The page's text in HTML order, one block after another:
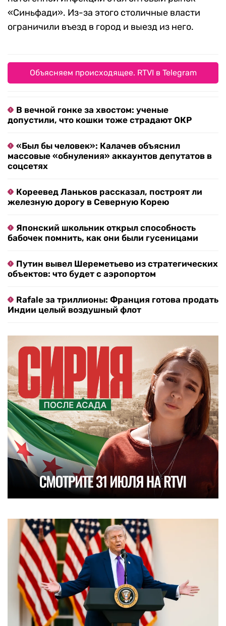
«Синьфади». Из-за этого столичные власти
ограничили въезд в город и выезд из него.
Объясняем происходящее. RTVI в Telegram
В вечной гонке за хвостом: ученые
допустили, что кошки тоже страдают ОКР
«Был бы человек»: Калачев объяснил
массовые «обнуления» аккаунтов депутатов в
соцсетях
Кореевед Ланьков рассказал, построят ли
железную дорогу в Северную Корею
Японский школьник открыл способность
бабочек помнить, как они были гусеницами
Путин вывел Шереметьево из стратегических
объектов: что будет с аэропортом
Rafale за триллионы: Франция готова продать
Индии целый воздушный флот